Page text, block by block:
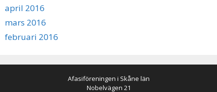
april 2016
mars 2016
februari 2016
Afasiföreningen i Skåne län
Nobelvägen 21